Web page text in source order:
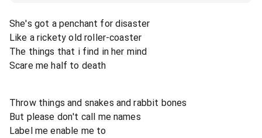
She's got a penchant for disaster
Like a rickety old roller-coaster
The things that i find in her mind
Scare me half to death
Throw things and snakes and rabbit bones
But please don't call me names
Label me enable me to